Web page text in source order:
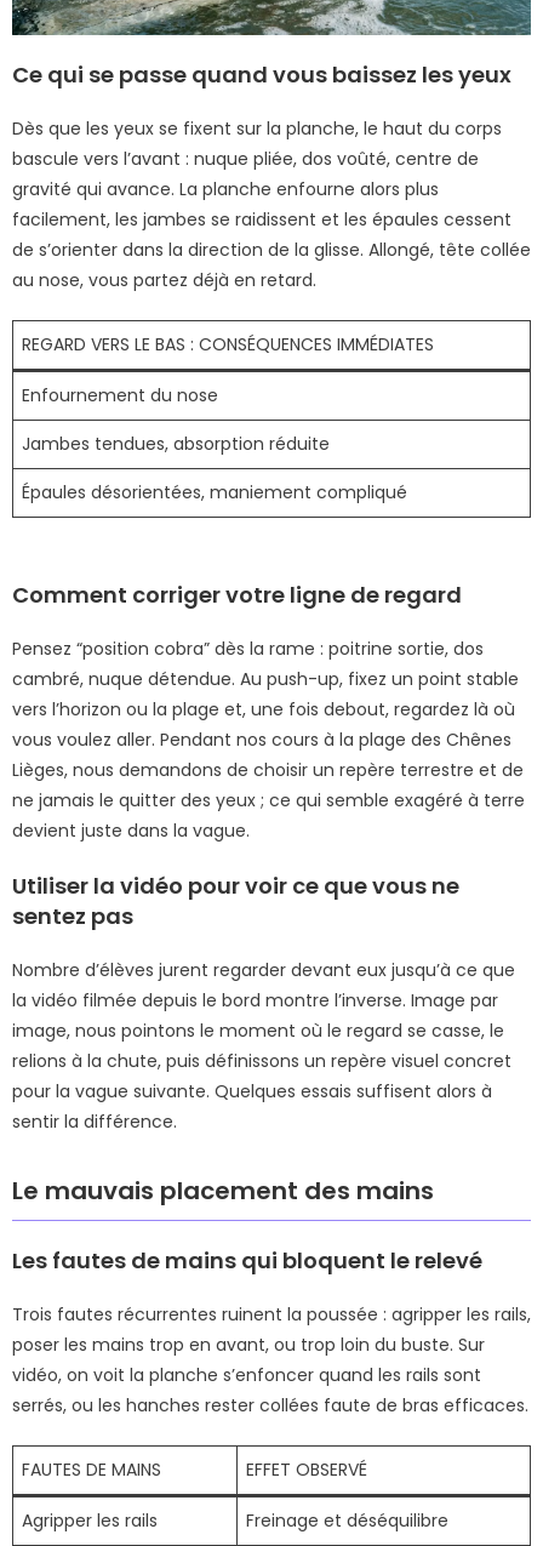
Ce qui se passe quand vous baissez les yeux
Dès que les yeux se fixent sur la planche, le haut du corps
bascule vers l’avant : nuque pliée, dos voûté, centre de
gravité qui avance. La planche enfourne alors plus
facilement, les jambes se raidissent et les épaules cessent
de s’orienter dans la direction de la glisse. Allongé, tête collée
au nose, vous partez déjà en retard.
REGARD VERS LE BAS : CONSÉQUENCES IMMÉDIATES
Enfournement du nose
Jambes tendues, absorption réduite
Épaules désorientées, maniement compliqué
Comment corriger votre ligne de regard
Pensez “position cobra” dès la rame : poitrine sortie, dos
cambré, nuque détendue. Au push-up, fixez un point stable
vers l’horizon ou la plage et, une fois debout, regardez là où
vous voulez aller. Pendant nos cours à la plage des Chênes
Lièges, nous demandons de choisir un repère terrestre et de
ne jamais le quitter des yeux ; ce qui semble exagéré à terre
devient juste dans la vague.
Utiliser la vidéo pour voir ce que vous ne
sentez pas
Nombre d’élèves jurent regarder devant eux jusqu’à ce que
la vidéo filmée depuis le bord montre l’inverse. Image par
image, nous pointons le moment où le regard se casse, le
relions à la chute, puis définissons un repère visuel concret
pour la vague suivante. Quelques essais suffisent alors à
sentir la différence.
Le mauvais placement des mains
Les fautes de mains qui bloquent le relevé
Trois fautes récurrentes ruinent la poussée : agripper les rails,
poser les mains trop en avant, ou trop loin du buste. Sur
vidéo, on voit la planche s’enfoncer quand les rails sont
serrés, ou les hanches rester collées faute de bras efficaces.
FAUTES DE MAINS EFFET OBSERVÉ
Agripper les rails Freinage et déséquilibre